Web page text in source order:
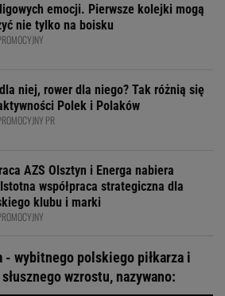
emocji. Pierwsze kolejki mogą
nie tylko na boisku
niej, rower dla niego? Tak różnią się
Polek i Polaków
PR
AZS Olsztyn i Energa nabiera
współpraca strategiczna dla
klubu i marki
- wybitnego polskiego piłkarza i
wzrostu, nazywano: